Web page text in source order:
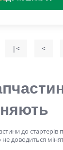
|< <
до стартерів
не доводиться